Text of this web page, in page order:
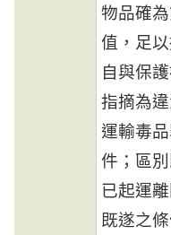
物品確
值，足
自與保
指摘為違
運輸毒
件；區
已起運
既遂之條